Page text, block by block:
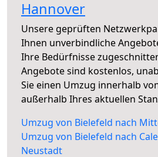
Hannover
Unsere geprüften
Ihnen unverbindliche
Ihre Bedürfnisse
Angebote sind kostenlos,
Sie einen Umzug innerhalb
außerhalb Ihres aktuellen
Umzug von Bielefeld nach
Umzug von Bielefeld nach
Neustadt